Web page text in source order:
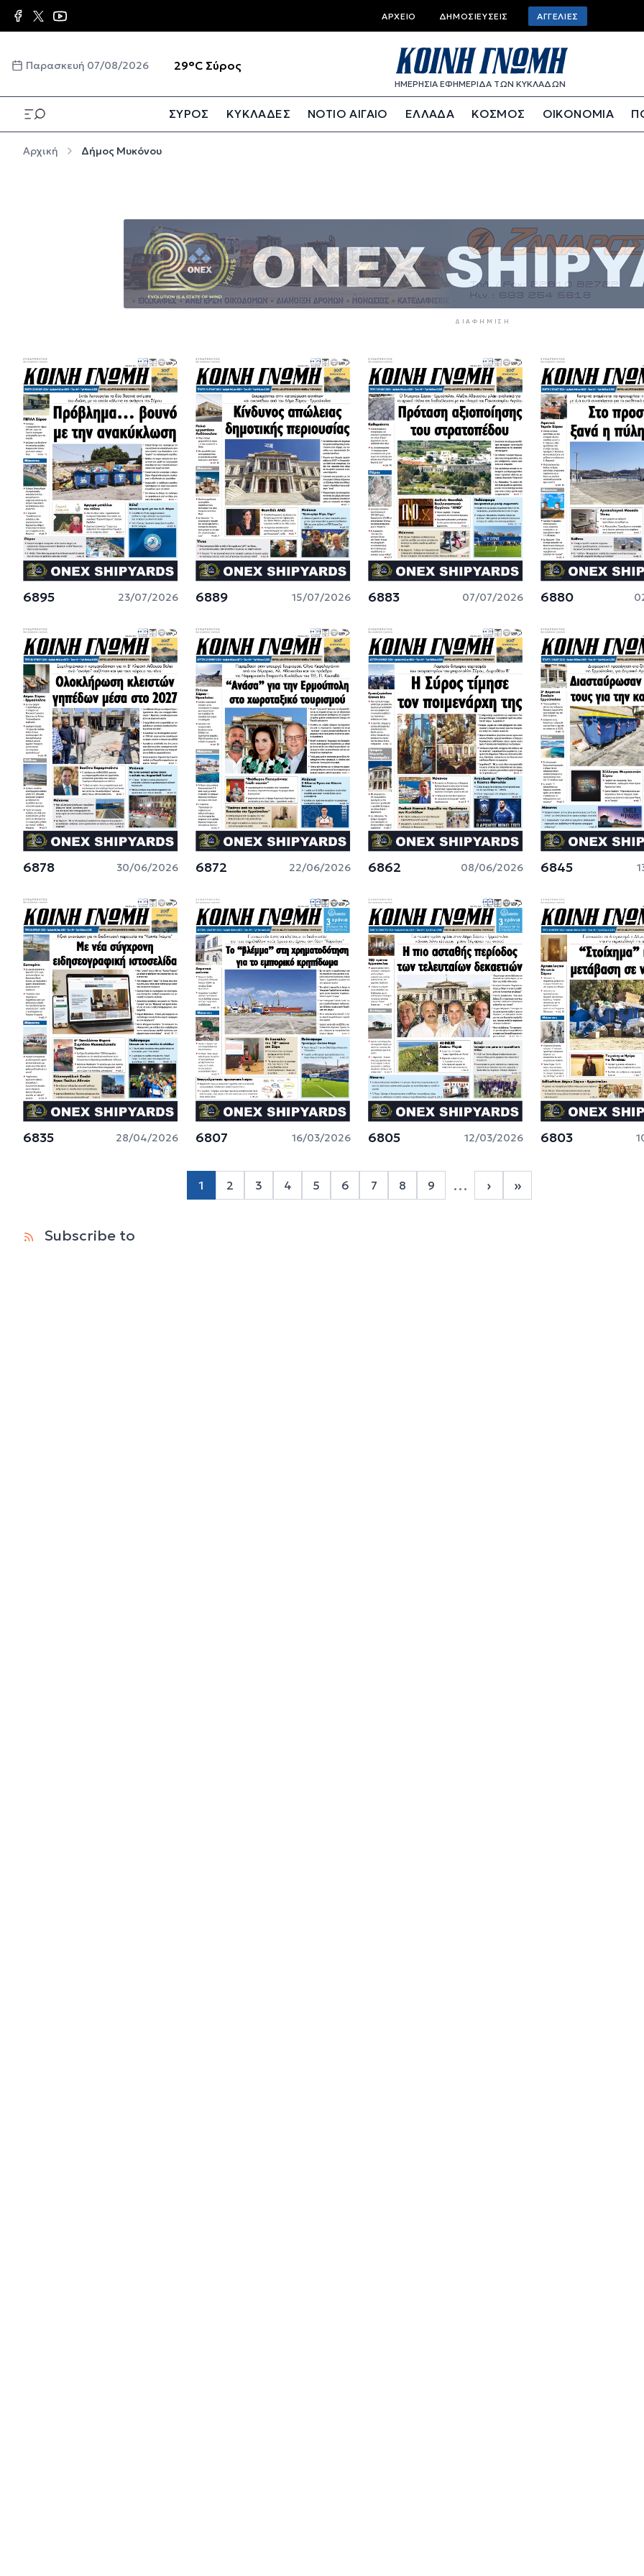
Παράκαμψη προς το κυρίως περιεχόμενο Top bar menu
ΑΡΧΕΊΟ ΔΗΜΟΣΙΕΎΣΕΙΣ ΑΓΓΕΛΊΕΣ
Παρασκευή 07/08/2026 29°C Σύρος
ΗΜΕΡΗΣΙΑ ΕΦΗΜΕΡΙΔΑ ΤΩΝ ΚΥΚΛΑΔΩΝ
ΣΥΡΟΣ ΚΥΚΛΑΔΕΣ ΝΟΤΙΟ ΑΙΓΑΙΟ ΕΛΛΑΔΑ ΚΟΣΜΟΣ ΟΙΚΟΝΟΜΙΑ
Αρχική Δήμος Μυκόνου
ΔΙΑΦΉΜΙΣΗ
6895 23/07/2026 6889 15/07/2026 6883 07/07/2026 6880
6878 30/06/2026 6872 22/06/2026 6862 08/06/2026 6845
6835 28/04/2026 6807 16/03/2026 6805 12/03/2026 6803
Σελιδοποίηση
1
Page 2
2
Page 3
3
Page 4
4
Page 5
5
Page 6
6
Page 7
7
Page 8
8
Page 9
9 …
Next page
›
Last page
»
Subscribe to